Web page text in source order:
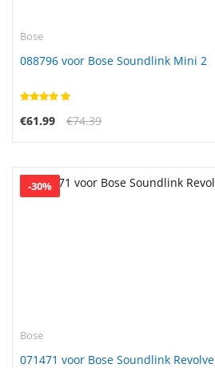
Bose
088796 voor Bose Soundlink Mini 2
€61.99 €74.39
-30%
Bose
071471 voor Bose Soundlink Revolve